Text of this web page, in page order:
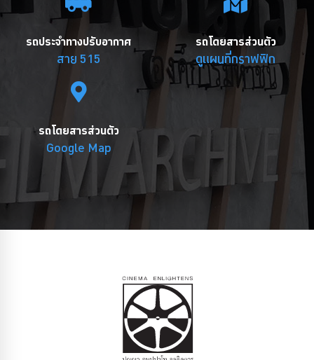
รถประจำทางปรับอากาศ
สาย 515
รถโดยสารส่วนตัว
ดูแผนที่กราฟฟิก
รถโดยสารส่วนตัว
Google Map